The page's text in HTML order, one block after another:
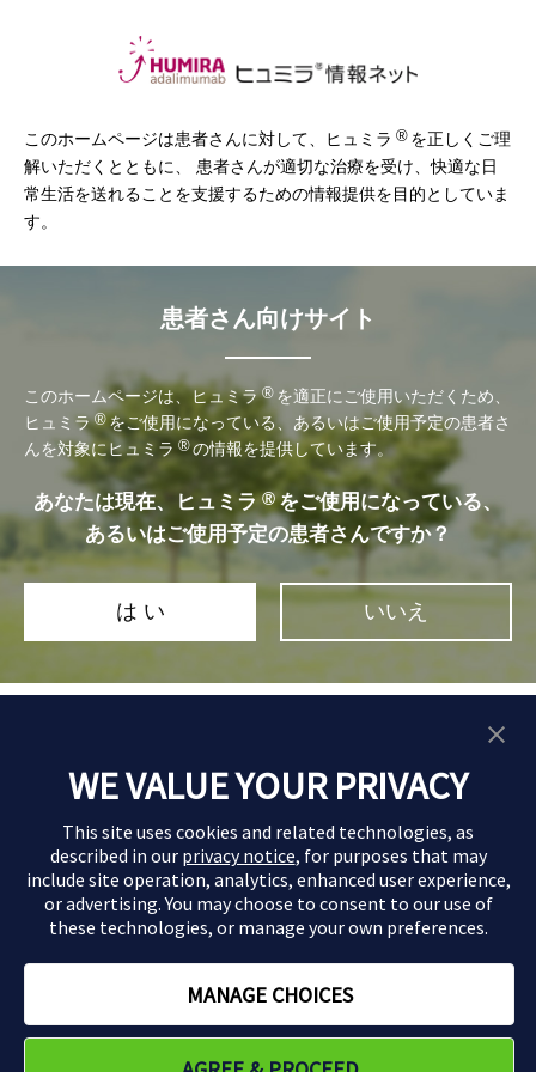
このホームページは患者さんに対して、ヒュミラ ® を正しくご理
解いただくとともに、
患者さんが適切な治療を受け、快適な日
常生活を送れることを支援するための情報提供を目的としていま
す。
患者さん向けサイト
このホームページは、ヒュミラ® を適正にご使用いただくため、
ヒュミラ® をご使用になっている、あるいはご使用予定の患者さ
んを対象にヒュミラ ®の情報を提供しています。
あなたは現在、ヒュミラ ®をご使用になっている、
あるいはご使用予定の患者さんですか？
は い いいえ
お問い合わせ
利用規約
©
Cookie Preferences
WE VALUE YOUR PRIVACY
This site uses cookies and related technologies, as
described in our privacy notice, for purposes that may
include site operation, analytics, enhanced user experience,
or advertising. You may choose to consent to our use of
these technologies, or manage your own preferences.
MANAGE CHOICES